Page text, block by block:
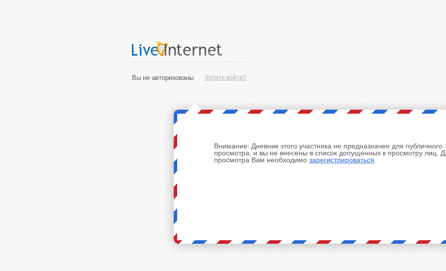
Хотите войти?
Вы не авторизованы
Внимание: Дневник этого участника не предназначен для публичного
просмотра, и вы не внесены в список допущенных к просмотру лиц.
просмотра Вам необходимо зарегистрироваться